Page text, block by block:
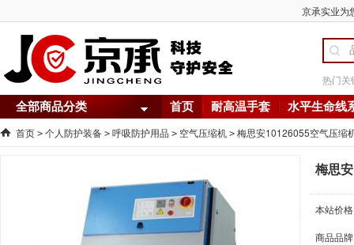
京承实业为
热门关
全部商品分类 首页 耐高温手套 水平生命线
首页 > 个人防护装备 > 呼吸防护用品 > 空气压缩机 > 梅思安10126055空气压缩
梅思
本站价
商品品